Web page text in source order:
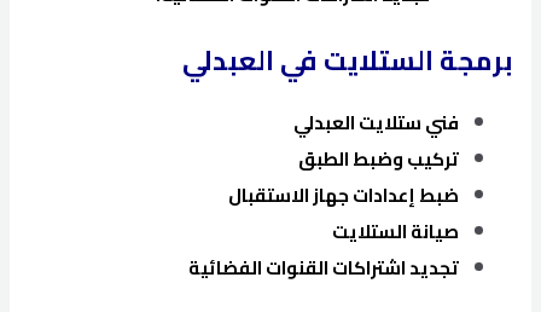
برمجة الستلايت في العبدلي
فني ستلايت العبدلي
تركيب وضبط الطبق
ضبط إعدادات جهاز الاستقبال
صيانة الستلايت
تجديد اشتراكات القنوات الفضائية